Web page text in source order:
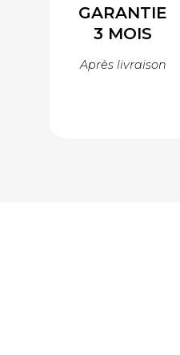
GARANTIE
3 MOIS
Après livraison